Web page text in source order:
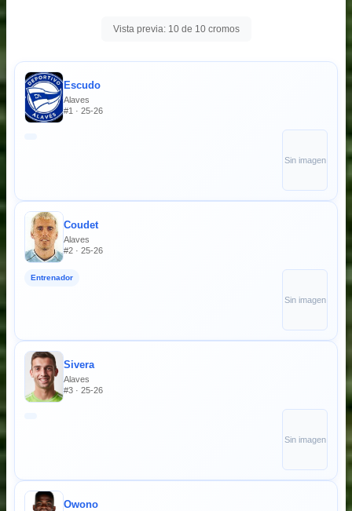
Vista previa: 10 de 10 cromos
Escudo
Alaves
#1 · 25-26
Sin imagen
Coudet
Alaves
#2 · 25-26
Entrenador
Sin imagen
Sivera
Alaves
#3 · 25-26
Sin imagen
Owono